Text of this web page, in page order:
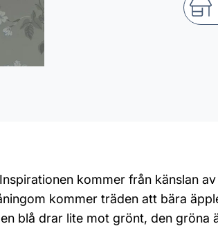
kommer från känslan
kommer träden att bära
blå drar lite mot grönt, den